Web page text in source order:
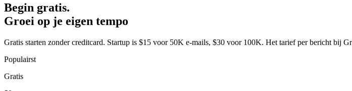
Begin gratis.
Groei op je eigen tempo
Gratis starten zonder creditcard. Startup is $15 voor 50K e-mails, $30 voor 100K. Het tarief per bericht bij
Populairst
Gratis